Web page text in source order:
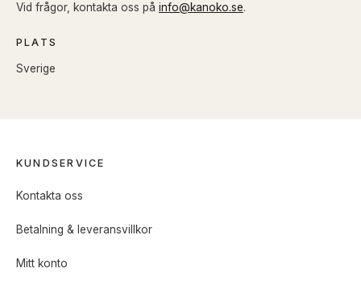
Vid frågor, kontakta oss på info@kanoko.se.
PLATS
Sverige
KUNDSERVICE
Kontakta oss
Betalning & leveransvillkor
Mitt konto